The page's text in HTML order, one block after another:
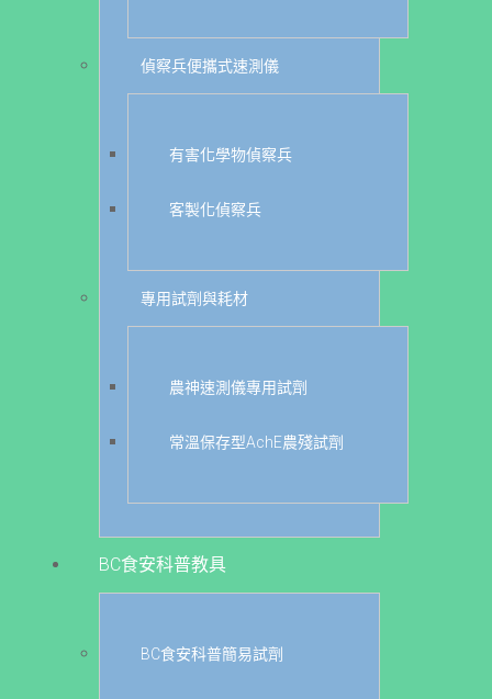
偵察兵便攜式速測儀
有害化學物偵察兵
客製化偵察兵
專用試劑與耗材
農神速測儀專用試劑
常溫保存型AchE農殘試劑
BC食安科普教具
BC食安科普簡易試劑